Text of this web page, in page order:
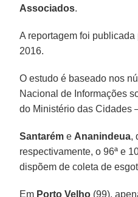
Associados.
A reportagem foi publicada
2016.
O estudo é baseado nos
Nacional de Informações
do Ministério das Cidades
Santarém e Ananindeua,
respectivamente, o 96ª e
dispõem de coleta de
Em Porto Velho (99),